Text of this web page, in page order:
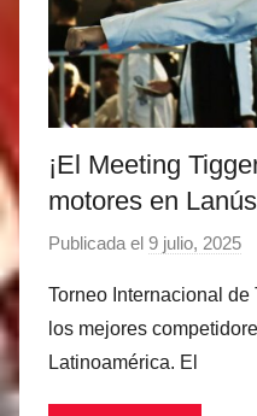
¡El Meeting
motores en
Publicada el 9 julio, 2025
r
M
Torneo Internacional
los mejores
Latinoamérica. El